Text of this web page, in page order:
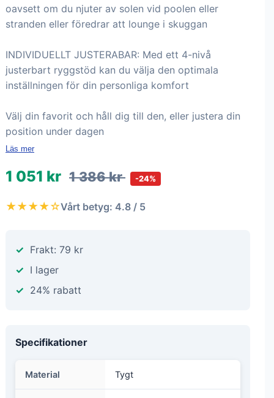
oavsett om du njuter av solen vid poolen eller
stranden eller föredrar att lounge i skuggan
INDIVIDUELLT JUSTERABAR: Med ett 4-nivå
justerbart ryggstöd kan du välja den optimala
inställningen för din personliga komfort
Välj din favorit och håll dig till den, eller justera din
position under dagen
Läs mer
1 051 kr 1 386 kr -24%
★★★★☆Vårt betyg: 4.8 / 5
Frakt: 79 kr
I lager
24% rabatt
Specifikationer
Material Tygt